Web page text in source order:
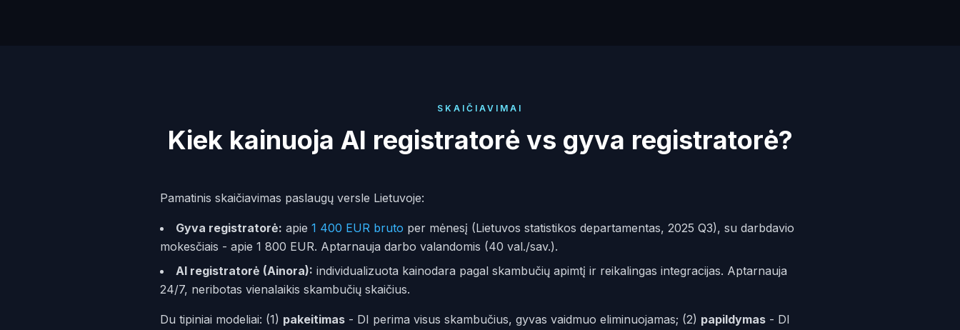
SKAIČIAVIMAI
Kiek kainuoja AI registratorė vs gyva registratorė?
Pamatinis skaičiavimas paslaugų versle Lietuvoje:
Gyva registratorė: apie 1 400 EUR bruto per mėnesį (Lietuvos statistikos departamentas, 2025 Q3), su darbdavio
mokesčiais - apie 1 800 EUR. Aptarnauja darbo valandomis (40 val./sav.).
AI registratorė (Ainora): individualizuota kainodara pagal skambučių apimtį ir reikalingas integracijas. Aptarnauja
24/7, neribotas vienalaikis skambučių skaičius.
Du tipiniai modeliai: (1) pakeitimas - DI perima visus skambučius, gyvas vaidmuo eliminuojamas; (2) papildymas - DI